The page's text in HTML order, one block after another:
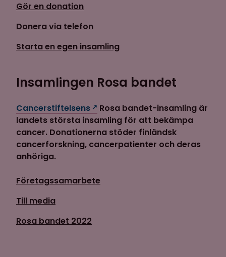
Gör en donation
Donera via telefon
Starta en egen insamling
Insamlingen Rosa bandet
Cancerstiftelsens
Rosa bandet-insamling är
landets största insamling för att bekämpa
cancer. Donationerna stöder finländsk
cancerforskning, cancerpatienter och deras
anhöriga.
Företagssamarbete
Till media
Rosa bandet 2022